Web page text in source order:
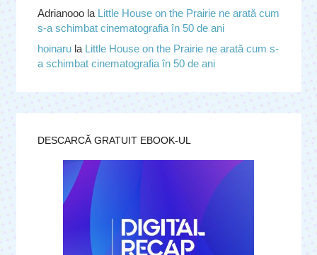
Adrianooola Little House on the Prairie ne arată cum
s-a schimbat cinematografia în 50 de ani
hoinarula Little House on the Prairie ne arată cum s-
a schimbat cinematografia în 50 de ani
DESCARCĂ GRATUIT EBOOK-UL